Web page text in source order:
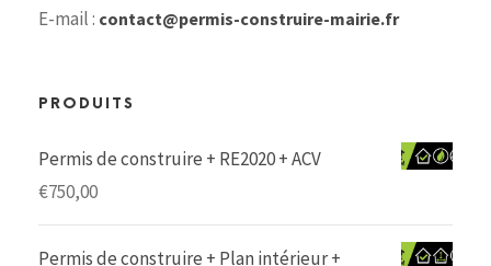
E-mail : contact@permis-construire-mairie.fr
PRODUITS
Permis de construire + RE2020 + ACV
€750,00
Permis de construire + Plan intérieur +